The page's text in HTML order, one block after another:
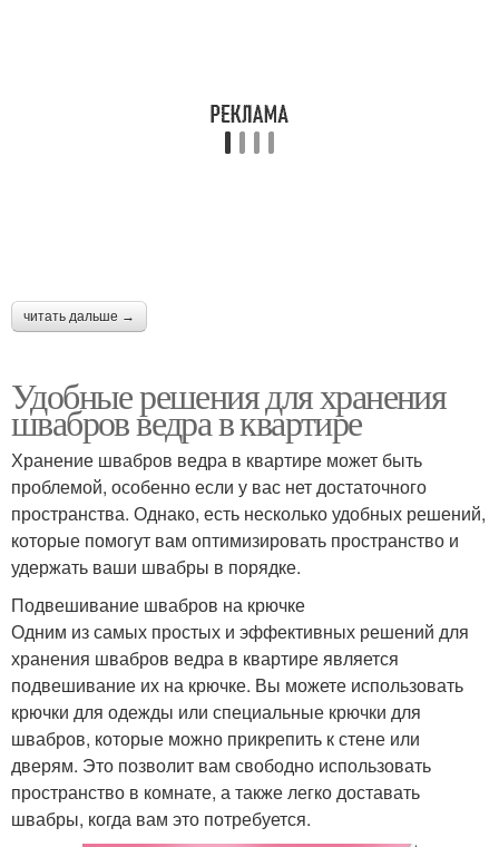
читать дальше →
Удобные решения для хранения
швабров ведра в квартире
Хранение швабров ведра в квартире может быть
проблемой, особенно если у вас нет достаточного
пространства. Однако, есть несколько удобных решений,
которые помогут вам оптимизировать пространство и
удержать ваши швабры в порядке.
Подвешивание швабров на крючке
Одним из самых простых и эффективных решений для
хранения швабров ведра в квартире является
подвешивание их на крючке. Вы можете использовать
крючки для одежды или специальные крючки для
швабров, которые можно прикрепить к стене или
дверям. Это позволит вам свободно использовать
пространство в комнате, а также легко доставать
швабры, когда вам это потребуется.